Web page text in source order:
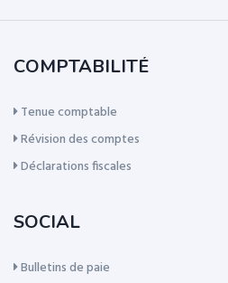
COMPTABILITÉ
Tenue comptable
Révision des comptes
Déclarations fiscales
SOCIAL
Bulletins de paie